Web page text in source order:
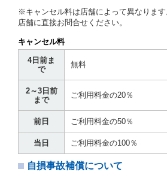
貸渡契約を締結するものとします
ことができるレンタカーがない場
は運転者が第８条第１項若しくは
かに該当する場合を除きます。
貸渡契約を締結した場合、借受人
１項に定める貸渡料金を支払うも
運転者の義務と定められた事項を
す。
当社は、監督官庁の基本通達（注
運転者の氏名、住所、運転免許の
写しを添付するため、貸渡契約の
人に対し、借受人の指定する運転
※キャンセル料は店舗によって異なりま
店舗に直接お問合せください。
キャンセル料
4日前ま
で
無料
2～3日前
まで
ご利用料金の20％
前日 ご利用料金の50％
当日 ご利用料金の100％
自損事故補償について